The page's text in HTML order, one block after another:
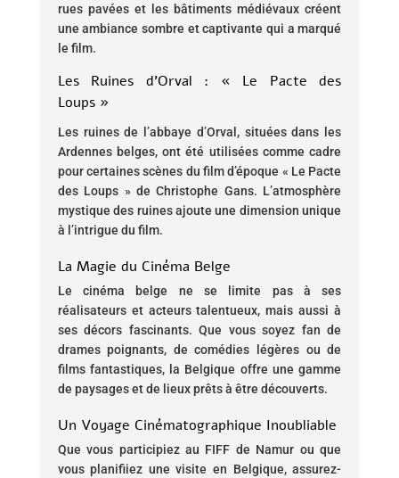
rues pavées et les bâtiments médiévaux créent
une ambiance sombre et captivante qui a marqué
le film.
Les Ruines d’Orval : « Le Pacte des
Loups »
Les ruines de l’abbaye d’Orval, situées dans les
Ardennes belges, ont été utilisées comme cadre
pour certaines scènes du film d’époque « Le Pacte
des Loups » de Christophe Gans. L’atmosphère
mystique des ruines ajoute une dimension unique
à l’intrigue du film.
La Magie du Cinéma Belge
Le cinéma belge ne se limite pas à ses
réalisateurs et acteurs talentueux, mais aussi à
ses décors fascinants. Que vous soyez fan de
drames poignants, de comédies légères ou de
films fantastiques, la Belgique offre une gamme
de paysages et de lieux prêts à être découverts.
Un Voyage Cinématographique Inoubliable
Que vous participiez au FIFF de Namur ou que
vous planifiiez une visite en Belgique, assurez-